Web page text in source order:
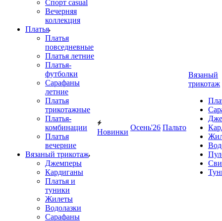
Спорт casual
Вечерняя
коллекция
Платья
Платья
повседневные
Платья летние
Платья-
футболки
Сарафаны
летние
Платья
трикотажные
Платья-
комбинации
Платья
вечерние
Вязаный трикотаж
Джемперы
Кардиганы
Платья и
туники
Жилеты
Водолазки
Сарафаны
Новинки
Осень'26 Пальто
Вязаный
трикотаж